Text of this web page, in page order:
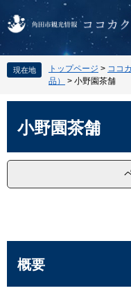
ペ
ー
す
メ
ニ
し
現在地 トップページ > ココ
品）
> 小野園茶舗
小野園茶舗
概要